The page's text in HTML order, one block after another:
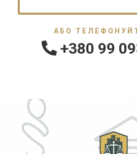
АБО
+380 99